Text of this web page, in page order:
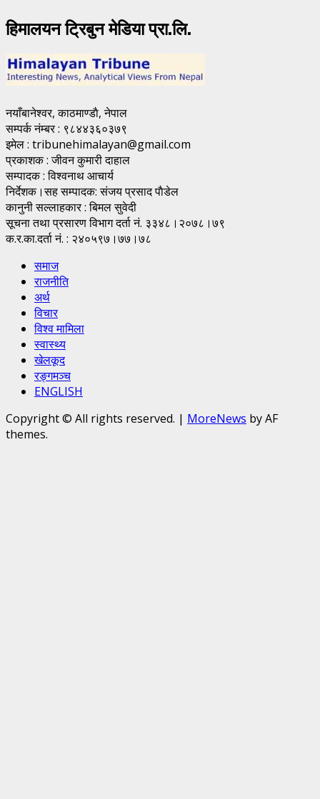
हिमालयन ट्रिबुन मेडिया प्रा.लि.
नयाँबानेश्वर, काठमाण्डाै, नेपाल
सम्पर्क नंम्बर : ९८४४३६०३७९
इमेल : tribunehimalayan@gmail.com
प्रकाशक : जीवन कुमारी दाहाल
सम्पादक : विश्वनाथ आचार्य
निर्देशक।सह सम्पादक: संजय प्रसाद पाैडेल
कानुनी सल्लाहकार : बिमल सुवेदी
सूचना तथा प्रसारण विभाग दर्ता नं. ३३४८।२०७८।७९
क.र.का.दर्ता नं. : २४०५९७।७७।७८
समाज
राजनीति
अर्थ
विचार
विश्व मामिला
स्वास्थ्य
खेलकूद
रङ्गमञ्च
ENGLISH
Copyright © All rights reserved. | MoreNews by AF
themes.